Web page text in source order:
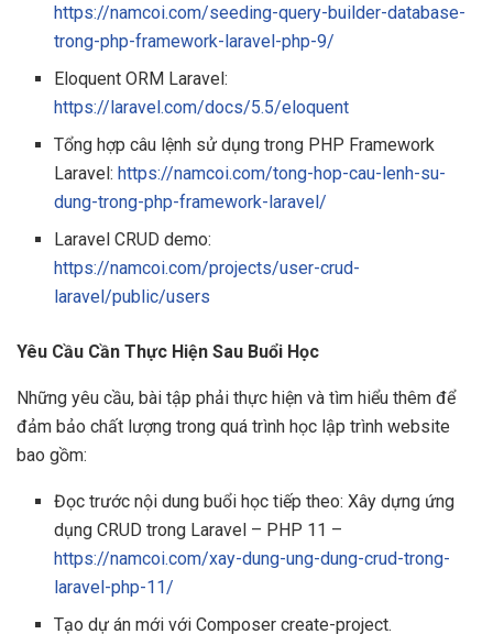
https://namcoi.com/seeding-query-builder-database-
trong-php-framework-laravel-php-9/
Eloquent ORM Laravel:
https://laravel.com/docs/5.5/eloquent
Tổng hợp câu lệnh sử dụng trong PHP Framework
Laravel:https://namcoi.com/tong-hop-cau-lenh-su-
dung-trong-php-framework-laravel/
Laravel CRUD demo:
https://namcoi.com/projects/user-crud-
laravel/public/users
Yêu Cầu Cần Thực Hiện Sau Buổi Học
Những yêu cầu, bài tập phải thực hiện và tìm hiểu thêm để
đảm bảo chất lượng trong quá trình học lập trình website
bao gồm:
Đọc trước nội dung buổi học tiếp theo: Xây dựng ứng
dụng CRUD trong Laravel – PHP 11 –
https://namcoi.com/xay-dung-ung-dung-crud-trong-
laravel-php-11/
Tạo dự án mới với Composer create-project.